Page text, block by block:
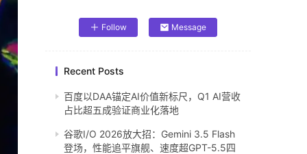
Follow Message
Recent Posts
百度以DAA锚定AI价值新标尺，Q1 AI营收
占比超五成验证商业化落地
谷歌I/O 2026放大招：Gemini 3.5 Flash
登场，性能追平旗舰、速度超GPT-5.5四